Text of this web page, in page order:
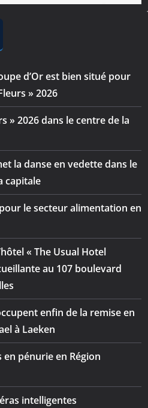
d’Or est bien situé pour
» 2026
» 2026 dans le centre de la
la danse en vedette dans le
capitale
le secteur alimentation en
« The Usual Hotel
au 107 boulevard
enfin de la remise en
à Laeken
pénurie en Région
intelligentes